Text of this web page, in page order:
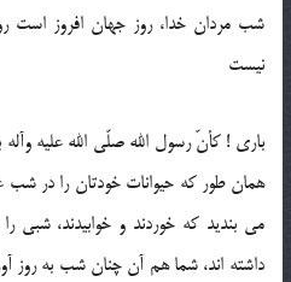
شب مردان خدا، روز جهان افروز است
نيست
باری ! كأنّ رسول الله صلّی الله عليه
همان طور كه حيوانات خودتان را در شب
می بنديد كه خوردند و خوابيدند، شبی
داشته اند، شما هم آن چنان شب به روز